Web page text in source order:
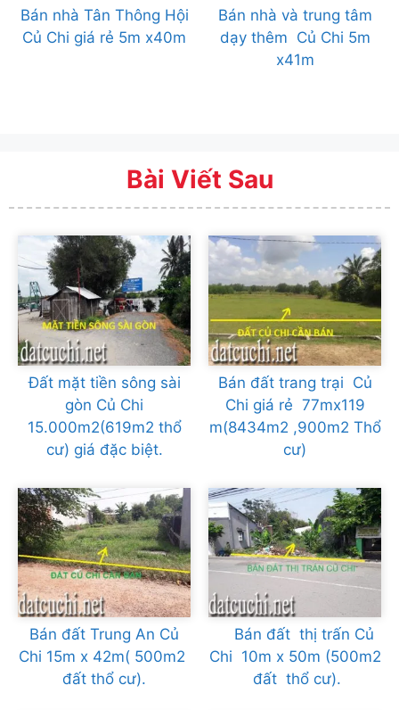
Bán nhà Tân Thông Hội
Củ Chi giá rẻ 5m x40m
Bán nhà và trung tâm
dạy thêm Củ Chi 5m
x41m
Bài Viết Sau
Đất mặt tiền sông sài
gòn Củ Chi
15.000m2(619m2 thổ
cư) giá đặc biệt.
Bán đất trang trại Củ
Chi giá rẻ 77mx119
m(8434m2 ,900m2 Thổ
cư)
Bán đất Trung An Củ
Chi 15m x 42m( 500m2
đất thổ cư).
Bán đất thị trấn Củ
Chi 10m x 50m (500m2
đất thổ cư).